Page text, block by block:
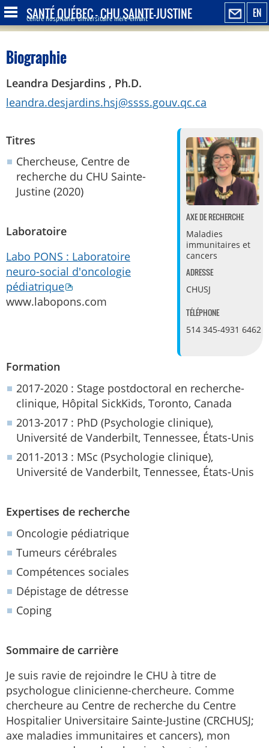
EN
SANTÉ QUÉBEC - CHU SAINTE-JUSTINE
Centre hospitalier universitaire mère-enfant
Biographie
Leandra Desjardins , Ph.D.
leandra.desjardins.hsj@ssss.gouv.qc.ca
AXE DE RECHERCHE
Maladies
immunitaires et
cancers
ADRESSE
CHUSJ
TÉLÉPHONE
514 345-4931 6462
Titres
Chercheuse, Centre de
recherche du CHU Sainte-
Justine (2020)
Laboratoire
Labo PONS : Laboratoire
neuro-social d'oncologie
pédiatrique
www.labopons.com
Formation
2017-2020 : Stage postdoctoral en recherche-
clinique, Hôpital SickKids, Toronto, Canada
2013-2017 : PhD (Psychologie clinique),
Université de Vanderbilt, Tennessee, États-Unis
2011-2013 : MSc (Psychologie clinique),
Université de Vanderbilt, Tennessee, États-Unis
Expertises de recherche
Oncologie pédiatrique
Tumeurs cérébrales
Compétences sociales
Dépistage de détresse
Coping
Sommaire de carrière
Je suis ravie de rejoindre le CHU à titre de
psychologue clinicienne-chercheure. Comme
chercheure au Centre de recherche du Centre
Hospitalier Universitaire Sainte-Justine (CRCHUSJ;
axe maladies immunitaires et cancers), mon